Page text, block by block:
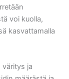
voi kuolla,
kasvattamalla
väritys ja